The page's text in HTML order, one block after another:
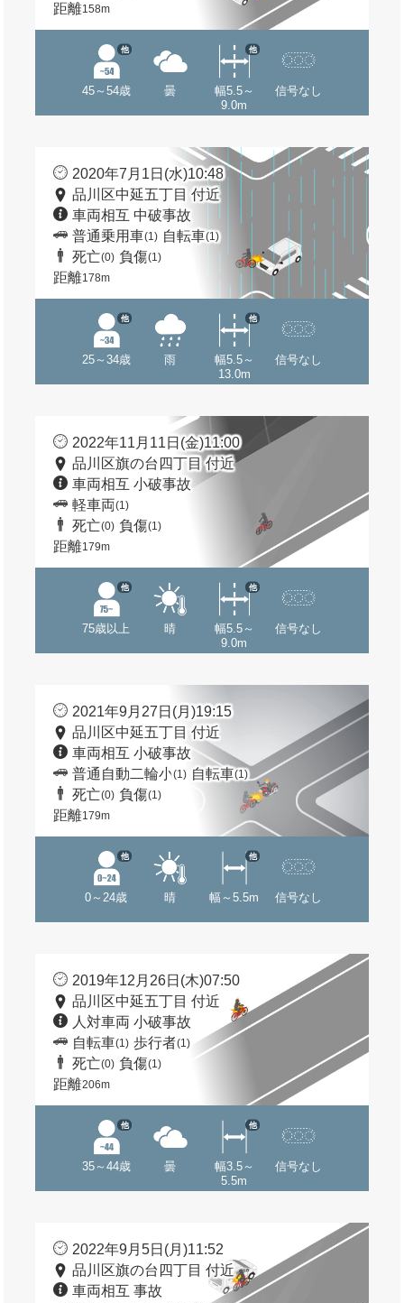
距離158m
45～54歳
他
曇
幅5.5～
9.0m
他
信号なし
2020年7月1日(水)10:48
品川区中延五丁目 付近
車両相互 中破事故
普通乗用車(1) 自転車(1)
死亡(0) 負傷(1)
距離178m
25～34歳
他
雨
幅5.5～
13.0m
他
信号なし
2022年11月11日(金)11:00
品川区旗の台四丁目 付近
車両相互 小破事故
軽車両(1)
死亡(0) 負傷(1)
距離179m
75歳以上
他
晴
幅5.5～
9.0m
他
信号なし
2021年9月27日(月)19:15
品川区中延五丁目 付近
車両相互 小破事故
普通自動二輪小(1) 自転車(1)
死亡(0) 負傷(1)
距離179m
0～24歳
他
晴 幅～5.5m
他
信号なし
2019年12月26日(木)07:50
品川区中延五丁目 付近
人対車両 小破事故
自転車(1) 歩行者(1)
死亡(0) 負傷(1)
距離206m
35～44歳
他
曇
幅3.5～
5.5m
他
信号なし
2022年9月5日(月)11:52
品川区旗の台四丁目 付近
車両相互 事故